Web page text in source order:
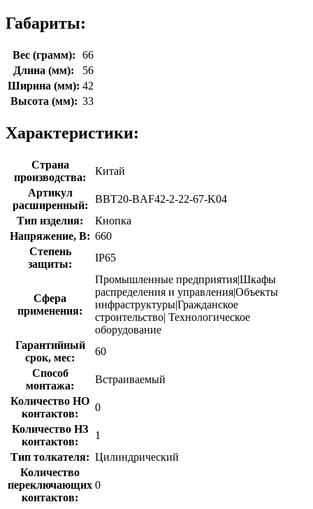
Габариты:
Вес (грамм):
66
Длина (мм):
56
Ширина (мм): 42
Высота (мм): 33
Характеристики:
Страна
производства:
Китай
Артикул
расширенный:
BBT20-BAF42-2-22-67-K04
Тип изделия:
Кнопка
Напряжение, В: 660
Степень
защиты:
IP65
Сфера
применения:
Промышленные предприятия|Шкафы
распределения и управления|Объекты
инфраструктуры|Гражданское
строительство| Технологическое
оборудование
Гарантийный
срок, мес:
60
Способ
монтажа:
Встраиваемый
Количество НО
контактов:
0
Количество НЗ
контактов:
1
Тип толкателя: Цилиндрический
Количество
переключающих
контактов:
0